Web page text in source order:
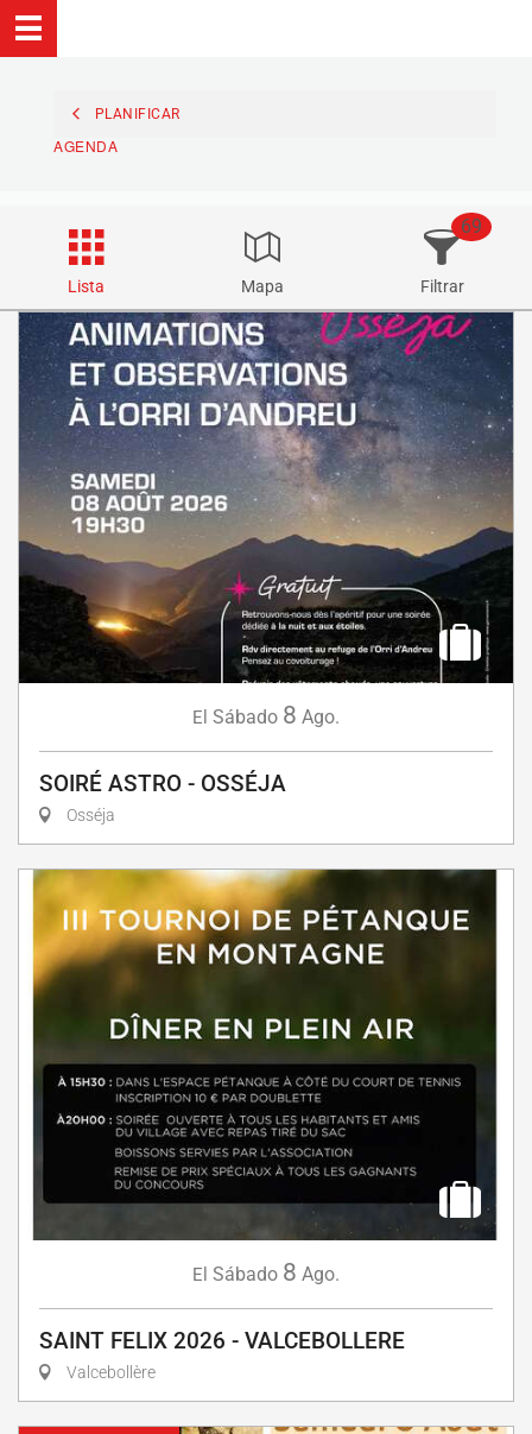
PLANIFICAR
AGENDA
Lista Mapa Filtrar
69
El Sábado 8 Ago.
SOIRÉ ASTRO - OSSÉJA
Osséja
El Sábado 8 Ago.
SAINT FELIX 2026 - VALCEBOLLERE
Valcebollère